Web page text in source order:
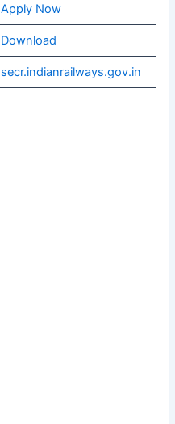
Apply Now
Download
secr.indianrailways.gov.in